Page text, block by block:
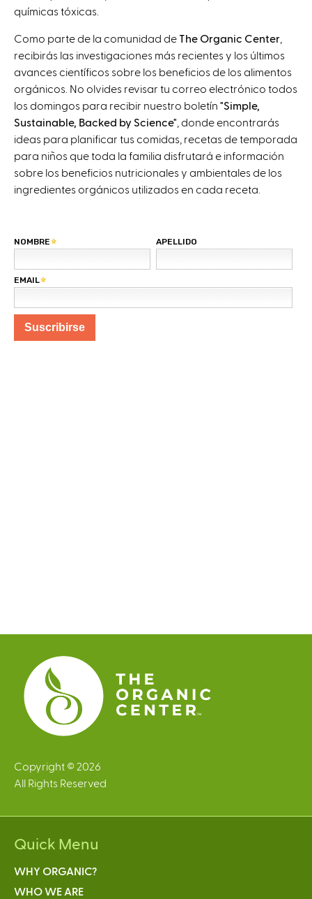
químicas tóxicas.
Como parte de la comunidad de The Organic Center
recibirás las investigaciones más recientes y los últimos
avances científicos sobre los beneficios de los alimentos
orgánicos. No olvides revisar tu correo electrónico todos
los domingos para recibir nuestro boletín "Simple,
Sustainable, Backed by Science" , donde encontrarás
ideas para planificar tus comidas, recetas de temporada
para niños que toda la familia disfrutará e información
sobre los beneficios nutricionales y ambientales de los
ingredientes orgánicos utilizados en cada receta.
Copyright © 2026
All Rights Reserved
Quick Menu
WHY ORGANIC?
WHO WE ARE